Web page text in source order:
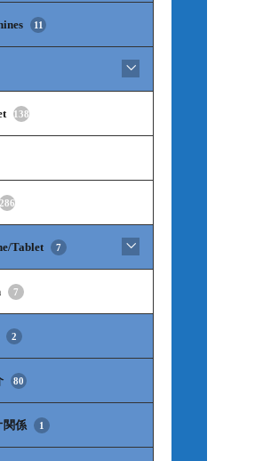
11
138
286
Tablet 7
7
2
80
関係 1